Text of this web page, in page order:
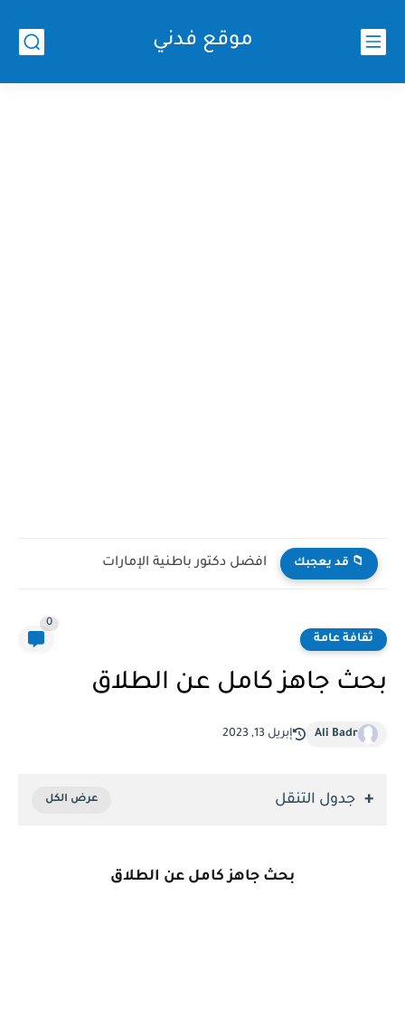
موقع فدني
📁 قد يعجبك افضل دكتور باطنية الإمارات
ثقافة عامة
0
بحث جاهز كامل عن الطلاق
Ali Badr إبريل 13, 2023
جدول التنقل
بحث جاهز كامل عن الطلاق